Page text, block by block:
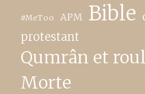
#MeToo APM Bible
protestant
Qumrân et
Morte